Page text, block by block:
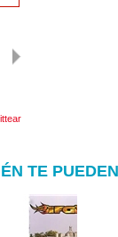
TE